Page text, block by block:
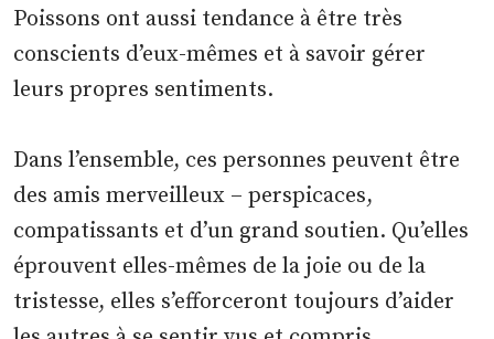
Poissons ont aussi tendance à être très
conscients d’eux-mêmes et à savoir gérer
leurs propres sentiments.
Dans l’ensemble, ces personnes peuvent être
des amis merveilleux – perspicaces,
compatissants et d’un grand soutien. Qu’elles
éprouvent elles-mêmes de la joie ou de la
tristesse, elles s’efforceront toujours d’aider